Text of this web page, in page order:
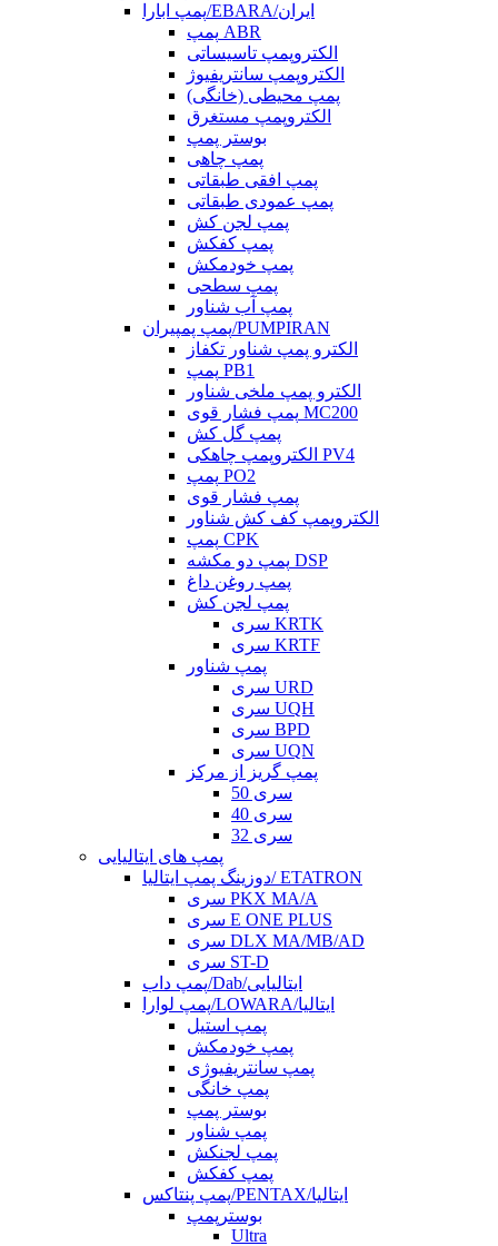
پمپ ابارا/EBARA/ایران
پمپ ABR
الکتروپمپ تاسیساتی
الکتروپمپ سانتریفیوژ
پمپ محیطی (خانگی)
الکتروپمپ مستغرق
بوستر پمپ
پمپ چاهی
پمپ افقی طبقاتی
پمپ عمودی طبقاتی
پمپ لجن کش
پمپ کفکش
پمپ خودمکش
پمپ سطحی
پمپ آب شناور
پمپ پمپیران/PUMPIRAN
الکترو پمپ شناور تکفاز
پمپ PB1
الکترو پمپ ملخی شناور
پمپ فشار قوی MC200
پمپ گل کش
الکتروپمپ چاهکی PV4
پمپ PO2
پمپ فشار قوی
الکتروپمپ کف کش شناور
پمپ CPK
پمپ دو مکشه DSP
پمپ روغن داغ
پمپ لجن کش
سری KRTK
سری KRTF
پمپ شناور
سری URD
سری UQH
سری BPD
سری UQN
پمپ گریز از مرکز
سری 50
سری 40
سری 32
پمپ های ایتالیایی
دوزینگ پمپ ایتالیا/ ETATRON
سری PKX MA/A
سری E ONE PLUS
سری DLX MA/MB/AD
سری ST-D
پمپ داب/Dab/ایتالیایی
پمپ لوارا/LOWARA/ایتالیا
پمپ استیل
پمپ خودمکش
پمپ سانتریفیوژی
پمپ خانگی
بوستر پمپ
پمپ شناور
پمپ لجنکش
پمپ کفکش
پمپ پنتاکس/PENTAX/ایتالیا
بوسترپمپ
Ultra